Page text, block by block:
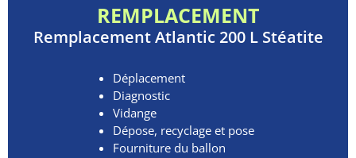
REMPLACEMENT
RemplacementAtlantic 200 L Stéatite
Déplacement
Diagnostic
Vidange
Dépose, recyclage et pose
Fourniture du ballon